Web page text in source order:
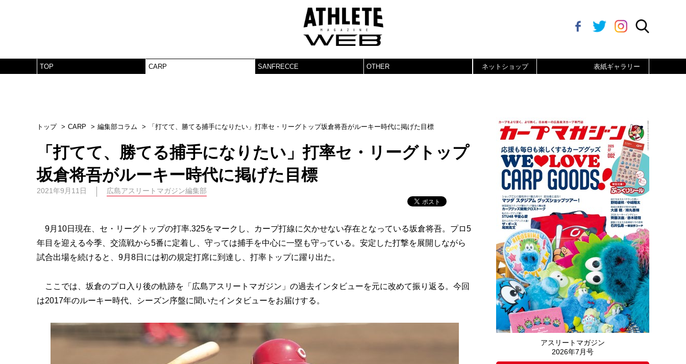
TOP CARP SANFRECCE OTHER ネットショップ 表紙ギャラリー
トップ CARP 編集部コラム 「打てて、勝てる捕手になりたい」打率セ・リーグトップ坂倉将吾がルーキー時代に掲げた目標
「打てて、勝てる捕手になりたい」打率セ・リーグトップ
坂倉将吾がルーキー時代に掲げた目標
2021年9月11日 広島アスリートマガジン編集部
9月10日現在、セ・リーグトップの打率.325をマークし、カープ打線に欠かせない存在となっている坂倉将吾。プロ5
年目を迎える今季、交流戦から5番に定着し、守っては捕手を中心に一塁も守っている。安定した打撃を展開しながら
試合出場を続けると、9月8日には初の規定打席に到達し、打率トップに躍り出た。
ここでは、坂倉のプロ入り後の軌跡を「広島アスリートマガジン」の過去インタビューを元に改めて振り返る。今回
は2017年のルーキー時代、シーズン序盤に聞いたインタビューをお届けする。
アスリートマガジン
2026年7月号